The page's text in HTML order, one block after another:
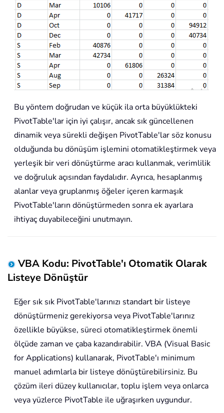
Bu yöntem doğrudan ve küçük ila orta büyüklükteki
PivotTable'lar için iyi çalışır, ancak sık güncellenen
dinamik veya sürekli değişen PivotTable'lar söz konusu
olduğunda bu dönüşüm işlemini otomatikleştirmek veya
yerleşik bir veri dönüştürme aracı kullanmak, verimlilik
ve doğruluk açısından faydalıdır. Ayrıca, hesaplanmış
alanlar veya gruplanmış öğeler içeren karmaşık
PivotTable'ların dönüştürmeden sonra ek ayarlara
ihtiyaç duyabileceğini unutmayın.
VBA Kodu: PivotTable'ı Otomatik Olarak
Listeye Dönüştür
Eğer sık sık PivotTable'larınızı standart bir listeye
dönüştürmeniz gerekiyorsa veya PivotTable'larınız
özellikle büyükse, süreci otomatikleştirmek önemli
ölçüde zaman ve çaba kazandırabilir. VBA (Visual Basic
for Applications) kullanarak, PivotTable'ı minimum
manuel adımlarla bir listeye dönüştürebilirsiniz. Bu
çözüm ileri düzey kullanıcılar, toplu işlem veya onlarca
veya yüzlerce PivotTable ile uğraşırken uygundur.